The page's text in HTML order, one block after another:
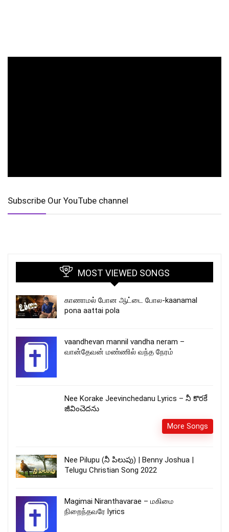
Subscribe Our YouTube channel
MOST VIEWED SONGS
காணாமல் போன ஆட்டை போல-kaanamal
pona aattai pola
vaandhevan mannil vandha neram –
வான்தேவன் மண்ணில் வந்த நேரம்
Nee Korake Jeevinchedanu Lyrics – నీ కొరకే
జీవించెదను
More Songs
Nee Pilupu (నీ పిలుపు) | Benny Joshua |
Telugu Christian Song 2022
Magimai Niranthavarae – மகிமை
நிறைந்தவரே lyrics